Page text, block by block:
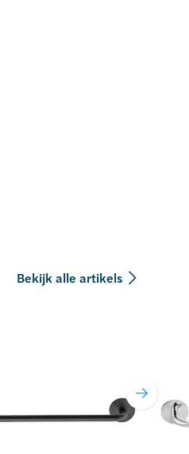
Bekijk alle artikels